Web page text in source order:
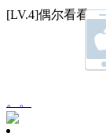
[LV.4]偶尔看看III
。。